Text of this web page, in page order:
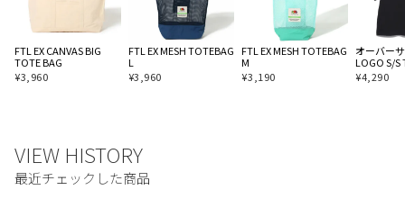
FTL EX CANVAS BIG
TOTE BAG
¥3,960
FTL EX MESH TOTEBAG
L
¥3,960
FTL EX MESH TOTEBAG
M
¥3,190
オーバー
LOGO S/S
¥4,290